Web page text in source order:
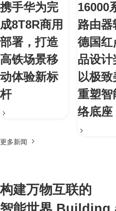
携手华为完
成8T8R商用
部署，打造
高铁场景移
动体验新标
杆
16000
路由器
德国红
品设计
以极
重塑智
络底座
更多新闻
构建万物互联的